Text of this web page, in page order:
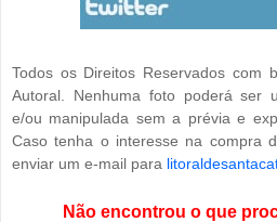
Todos os Direitos Reservados com
Autoral. Nenhuma foto poderá ser
e/ou manipulada sem a prévia e
Caso tenha o interesse na compra
enviar um e-mail para
Não encontrou o que